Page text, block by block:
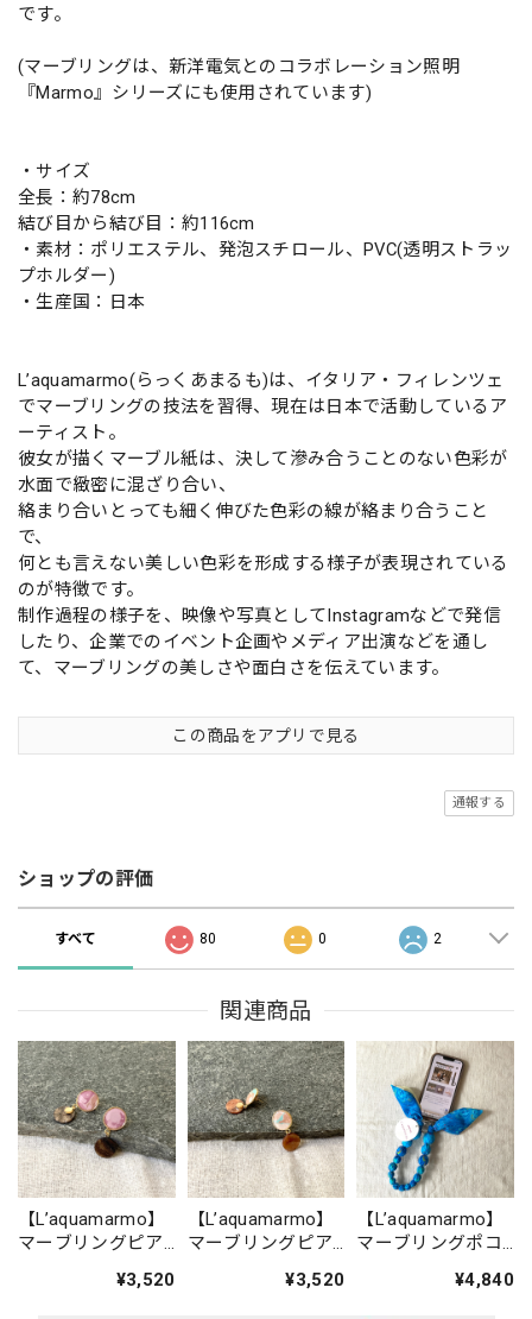
です。
(マーブリングは、新洋電気とのコラボレーション照明
『Marmo』シリーズにも使用されています)
・サイズ
全長：約78cm
結び目から結び目：約116cm
・素材：ポリエステル、発泡スチロール、PVC(透明ストラッ
プホルダー)
・生産国：日本
L’aquamarmo(らっくあまるも)は、イタリア・フィレンツェ
でマーブリングの技法を習得、現在は日本で活動しているア
ーティスト。
彼女が描くマーブル紙は、決して滲み合うことのない色彩が
水面で緻密に混ざり合い、
絡まり合いとっても細く伸びた色彩の線が絡まり合うこと
で、
何とも言えない美しい色彩を形成する様子が表現されている
のが特徴です。
制作過程の様子を、映像や写真としてInstagramなどで発信
したり、企業でのイベント企画やメディア出演などを通し
て、マーブリングの美しさや面白さを伝えています。
この商品をアプリで見る
通報する
ショップの評価
すべて 80 0 2
関連商品
【L’aquamarmo】
マーブリングピア
¥3,520
【L’aquamarmo】
マーブリングピア
¥3,520
【L’aquamarmo】
マーブリングポコ
¥4,840